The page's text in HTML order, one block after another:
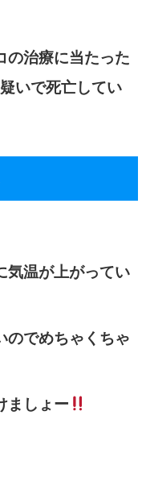
の治療に当たった
いで死亡してい
気温が上がってい
のでめちゃくちゃ
ましょー